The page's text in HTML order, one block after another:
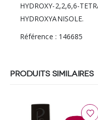
HYDROXY-2,2,6,6-
HYDROXYANISOLE.
Référence : 146685
PRODUITS SIMILAIRES